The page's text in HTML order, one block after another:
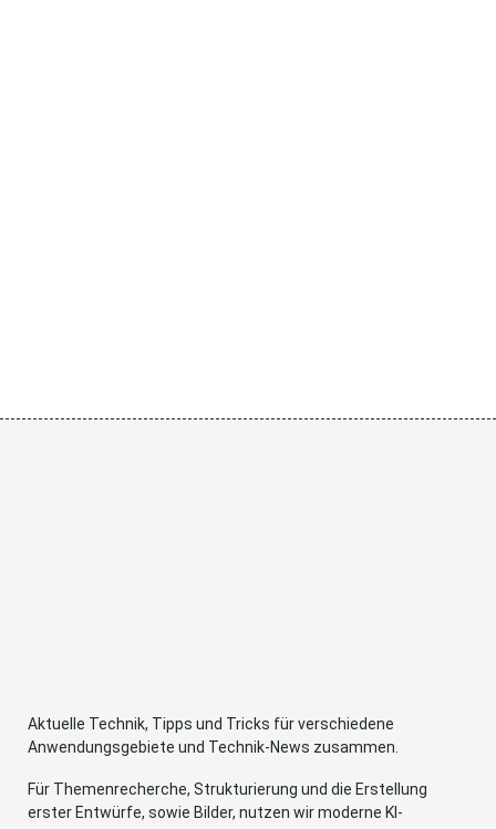
Aktuelle Technik, Tipps und Tricks für verschiedene
Anwendungsgebiete und Technik-News zusammen.
Für Themenrecherche, Strukturierung und die Erstellung
erster Entwürfe, sowie Bilder, nutzen wir moderne KI-